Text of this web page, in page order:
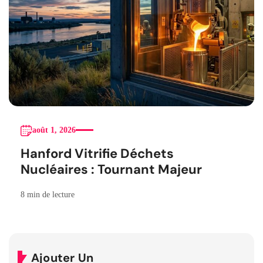
août 1, 2026
Hanford Vitrifie Déchets
Nucléaires : Tournant Majeur
8 min de lecture
Ajouter Un